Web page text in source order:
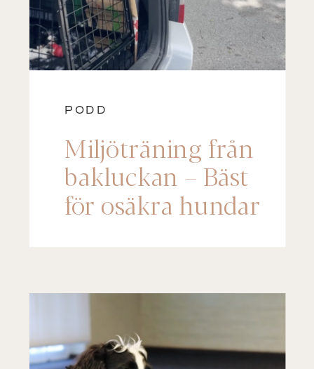
PODD
Miljöträning från
bakluckan – Bäst
för osäkra hundar